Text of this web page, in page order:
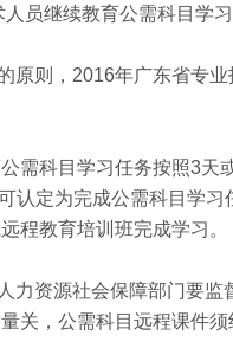
员继续教育公需科目学习
原则， 2016年广东省专
需科目学习任务按照3
认定为完成公需科目学
程教育培训班完成学习。
力资源社会保障部门要
关，公需科目远程课件